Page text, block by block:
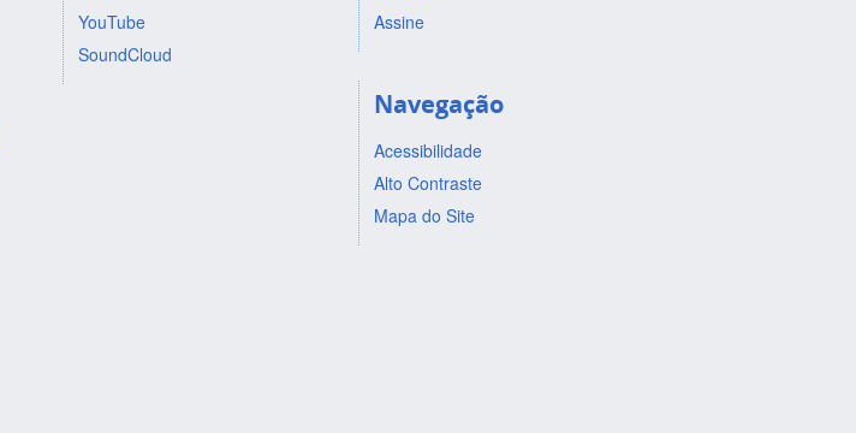
YouTube
SoundCloud
Assine
Navegação
Acessibilidade
Alto Contraste
Mapa do Site